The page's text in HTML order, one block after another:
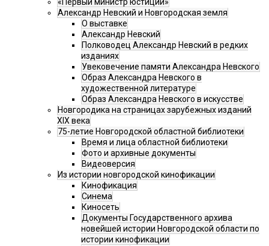
«Первый министр юстиции»
Александр Невский и Новгородская земля
О выставке
Александр Невский
Полководец Александр Невский в редких
изданиях
Увековечение памяти Александра Невского
Образ Александра Невского в
художественной литературе
Образ Александра Невского в искусстве
Новгородика на страницах зарубежных изданий
XIX века
75-летие Новгородской областной библиотеки
Время и лица областной библиотеки
Фото и архивные документы
Видеоверсия
Из истории новгородской кинофикации
Кинофикация
Синема
Киносеть
Документы Государственного архива
новейшей истории Новгородской области по
истории кинофикации